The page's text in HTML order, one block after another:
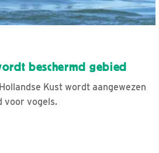
beschermd gebied
Kust wordt aangewezen
voor vogels.